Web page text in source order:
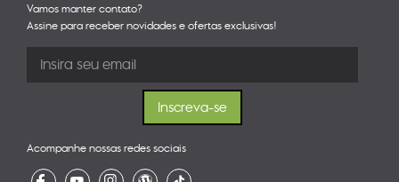
Vamos manter contato?
Assine para receber novidades e ofertas exclusivas!
Acompanhe nossas redes sociais